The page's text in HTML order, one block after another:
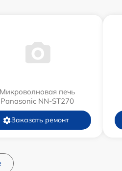
Микроволновая печь
Panasonic NN-ST270
Заказать ремонт